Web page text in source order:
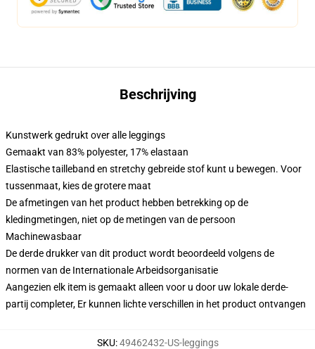
Beschrijving
Kunstwerk gedrukt over alle leggings
Gemaakt van 83% polyester, 17% elastaan
Elastische tailleband en stretchy gebreide stof kunt u bewegen. Voor
tussenmaat, kies de grotere maat
De afmetingen van het product hebben betrekking op de
kledingmetingen, niet op de metingen van de persoon
Machinewasbaar
De derde drukker van dit product wordt beoordeeld volgens de
normen van de Internationale Arbeidsorganisatie
Aangezien elk item is gemaakt alleen voor u door uw lokale derde-
partij completer, Er kunnen lichte verschillen in het product ontvangen
SKU:49462432-US-leggings